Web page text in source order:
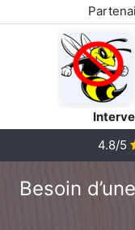
4.8/5
Besoin